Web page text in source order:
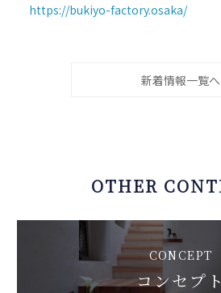
https://bukiyo-factory.osaka/
新着情報一覧へ
OTHER
CONCEPT
コンセプト